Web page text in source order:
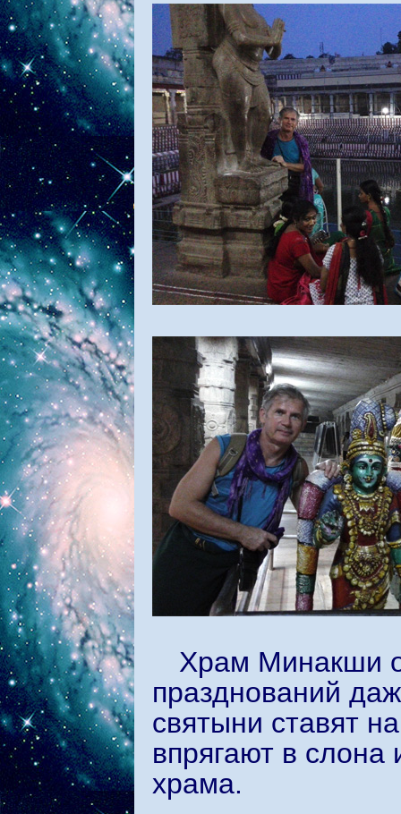
Храм Минакши
празднований
святыни ставят
впрягают в
храма.